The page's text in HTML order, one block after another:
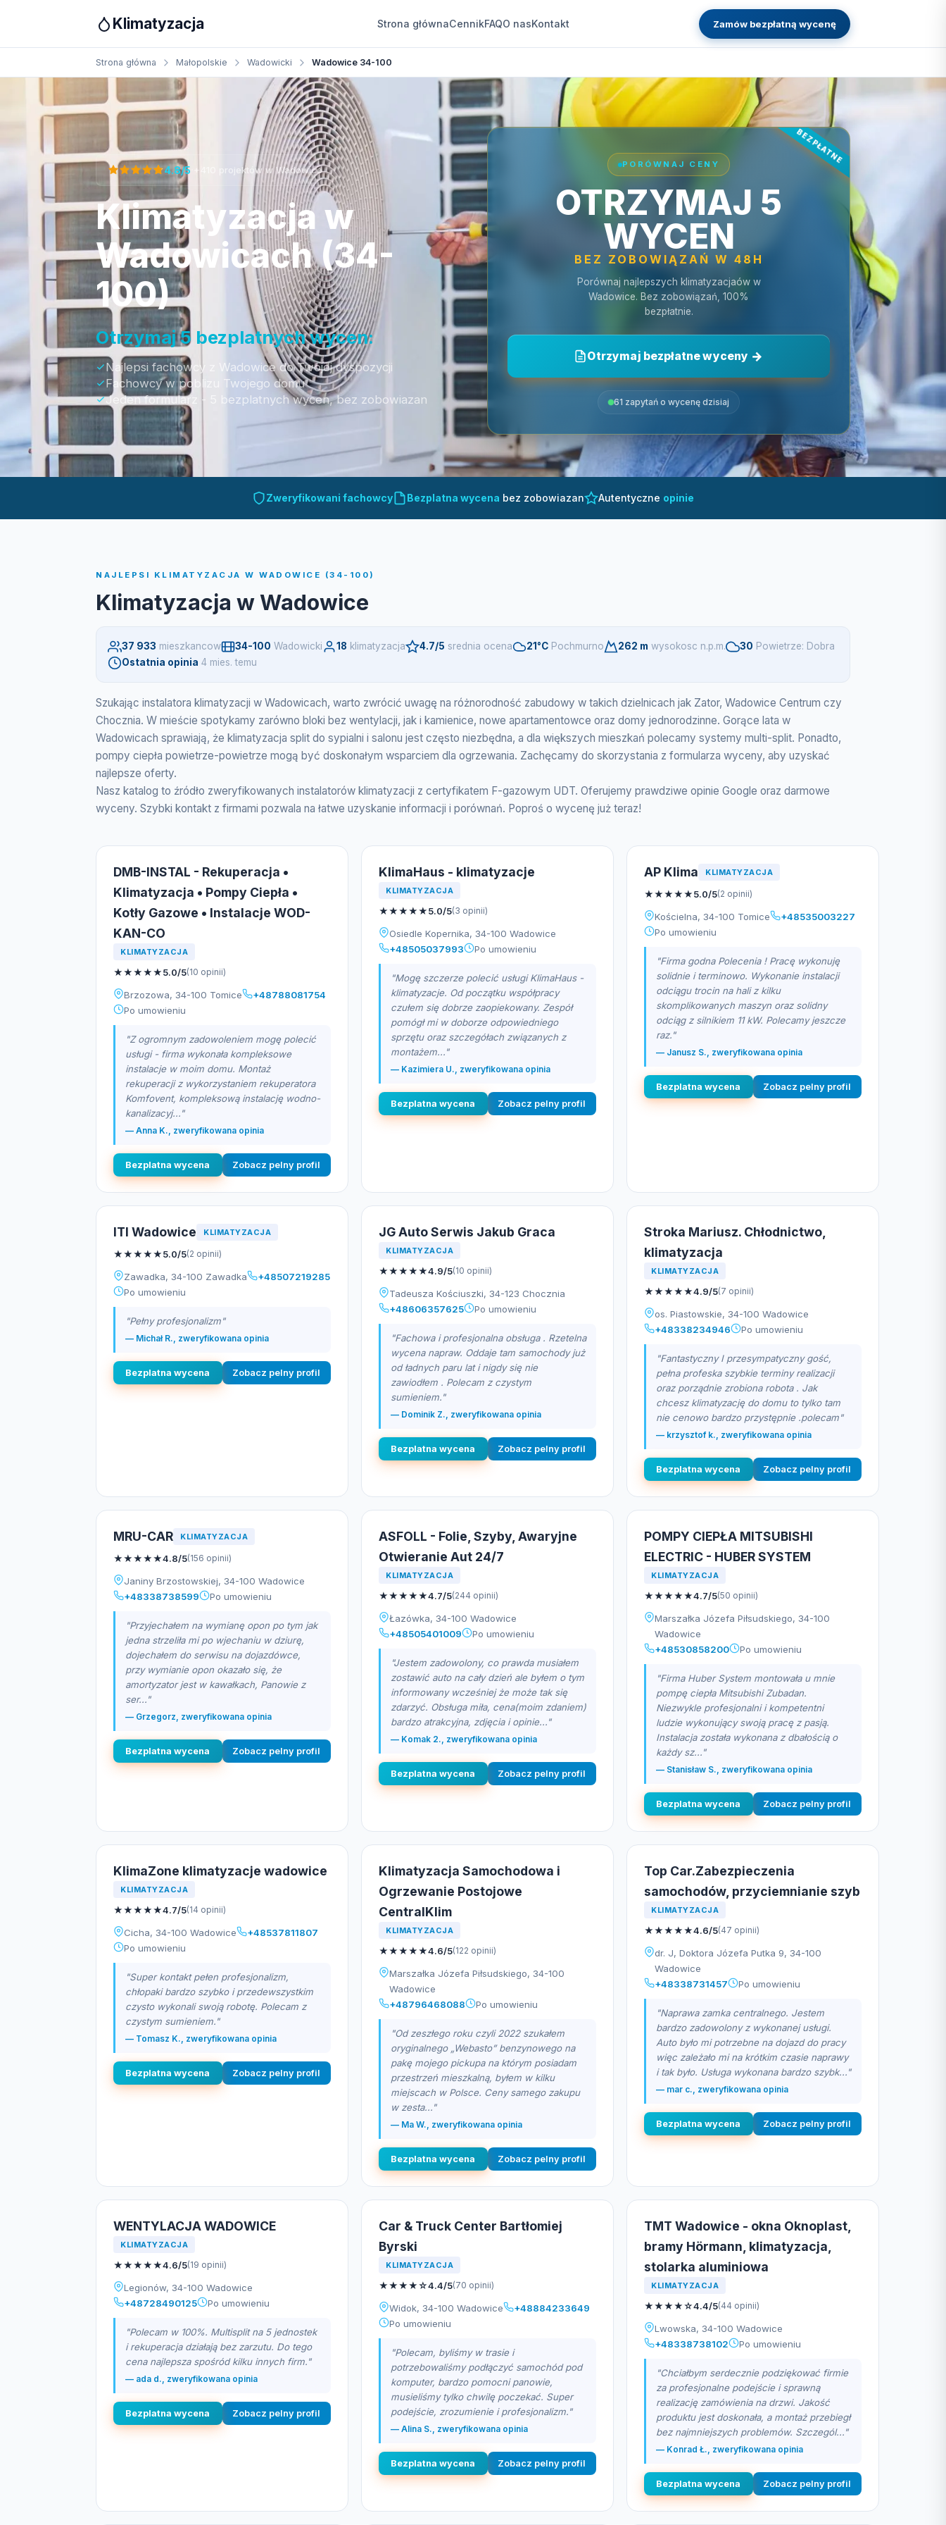
Klimatyzacja Strona głównaCennikFAQO nasKontakt Zamów bezpłatną wycenę
Strona główna Małopolskie Wadowicki Wadowice 34-100
4.8/5 +410 projektów w Wadowice
Klimatyzacja w
Wadowicach (34-
100)
Otrzymaj 5 bezplatnych wycen:
Najlepsi fachowcy z Wadowice do Twojej dyspozycji
Fachowcy w poblizu Twojego domu
Jeden formularz - 5 bezplatnych wycen, bez zobowiazan
PORÓWNAJ CENY
OTRZYMAJ 5
WYCEN
BEZ ZOBOWIĄZAŃ W 48H
Porównaj najlepszych klimatyzacjaów w
Wadowice. Bez zobowiązań, 100%
bezpłatnie.
Otrzymaj bezpłatne wyceny
61 zapytań o wycenę dzisiaj
Zweryfikowani fachowcy Bezplatna wycena bez zobowiazan Autentyczne opinie
NAJLEPSI KLIMATYZACJA W WADOWICE (34-100)
Klimatyzacja w Wadowice
37 933 mieszkancow 34-100 Wadowicki 18 klimatyzacja 4.7/5 srednia ocena 21°C Pochmurno 262 m wysokosc n.p.m. 30 Powietrze: Dobra
Ostatnia opinia 4 mies. temu
Szukając instalatora klimatyzacji w Wadowicach, warto zwrócić uwagę na różnorodność zabudowy w takich dzielnicach jak Zator, Wadowice Centrum czy
Chocznia. W mieście spotykamy zarówno bloki bez wentylacji, jak i kamienice, nowe apartamentowce oraz domy jednorodzinne. Gorące lata w
Wadowicach sprawiają, że klimatyzacja split do sypialni i salonu jest często niezbędna, a dla większych mieszkań polecamy systemy multi-split. Ponadto,
pompy ciepła powietrze-powietrze mogą być doskonałym wsparciem dla ogrzewania. Zachęcamy do skorzystania z formularza wyceny, aby uzyskać
najlepsze oferty.
Nasz katalog to źródło zweryfikowanych instalatorów klimatyzacji z certyfikatem F-gazowym UDT. Oferujemy prawdziwe opinie Google oraz darmowe
wyceny. Szybki kontakt z firmami pozwala na łatwe uzyskanie informacji i porównań. Poproś o wycenę już teraz!
DMB-INSTAL - Rekuperacja •
Klimatyzacja • Pompy Ciepła •
Kotły Gazowe • Instalacje WOD-
KAN-CO
KLIMATYZACJA
★★★★★5.0/5(10 opinii)
Brzozowa, 34-100 Tomice
+48788081754
Po umowieniu
"Z ogromnym zadowoleniem mogę polecić
usługi - firma wykonała kompleksowe
instalacje w moim domu. Montaż
rekuperacji z wykorzystaniem rekuperatora
Komfovent, kompleksową instalację wodno-
kanalizacyj..."
— Anna K., zweryfikowana opinia
Bezplatna wycena Zobacz pelny profil
KlimaHaus - klimatyzacje
KLIMATYZACJA
★★★★★5.0/5(3 opinii)
Osiedle Kopernika, 34-100 Wadowice
+48505037993
Po umowieniu
"Mogę szczerze polecić usługi KlimaHaus -
klimatyzacje. Od początku współpracy
czułem się dobrze zaopiekowany. Zespół
pomógł mi w doborze odpowiedniego
sprzętu oraz szczegółach związanych z
montażem..."
— Kazimiera U., zweryfikowana opinia
Bezplatna wycena Zobacz pelny profil
AP Klima KLIMATYZACJA
★★★★★5.0/5(2 opinii)
Kościelna, 34-100 Tomice
+48535003227
Po umowieniu
"Firma godna Polecenia ! Pracę wykonuję
solidnie i terminowo. Wykonanie instalacji
odciągu trocin na hali z kilku
skomplikowanych maszyn oraz solidny
odciąg z silnikiem 11 kW. Polecamy jeszcze
raz."
— Janusz S., zweryfikowana opinia
Bezplatna wycena Zobacz pelny profil
ITI Wadowice KLIMATYZACJA
★★★★★5.0/5(2 opinii)
Zawadka, 34-100 Zawadka
+48507219285
Po umowieniu
"Pełny profesjonalizm"
— Michał R., zweryfikowana opinia
Bezplatna wycena Zobacz pelny profil
JG Auto Serwis Jakub Graca
KLIMATYZACJA
★★★★★4.9/5(10 opinii)
Tadeusza Kościuszki, 34-123 Chocznia
+48606357625
Po umowieniu
"Fachowa i profesjonalna obsługa . Rzetelna
wycena napraw. Oddaje tam samochody już
od ładnych paru lat i nigdy się nie
zawiodłem . Polecam z czystym
sumieniem."
— Dominik Z., zweryfikowana opinia
Bezplatna wycena Zobacz pelny profil
Stroka Mariusz. Chłodnictwo,
klimatyzacja
KLIMATYZACJA
★★★★★4.9/5(7 opinii)
os. Piastowskie, 34-100 Wadowice
+48338234946
Po umowieniu
"Fantastyczny I przesympatyczny gość,
pełna profeska szybkie terminy realizacji
oraz porządnie zrobiona robota . Jak
chcesz klimatyzację do domu to tylko tam
nie cenowo bardzo przystępnie .polecam"
— krzysztof k., zweryfikowana opinia
Bezplatna wycena Zobacz pelny profil
MRU-CAR KLIMATYZACJA
★★★★★4.8/5(156 opinii)
Janiny Brzostowskiej, 34-100 Wadowice
+48338738599
Po umowieniu
"Przyjechałem na wymianę opon po tym jak
jedna strzeliła mi po wjechaniu w dziurę,
dojechałem do serwisu na dojazdówce,
przy wymianie opon okazało się, że
amortyzator jest w kawałkach, Panowie z
ser..."
— Grzegorz, zweryfikowana opinia
Bezplatna wycena Zobacz pelny profil
ASFOLL - Folie, Szyby, Awaryjne
Otwieranie Aut 24/7
KLIMATYZACJA
★★★★★4.7/5(244 opinii)
Łazówka, 34-100 Wadowice
+48505401009
Po umowieniu
"Jestem zadowolony, co prawda musiałem
zostawić auto na cały dzień ale byłem o tym
informowany wcześniej że może tak się
zdarzyć. Obsługa miła, cena(moim zdaniem)
bardzo atrakcyjna, zdjęcia i opinie..."
— Komak 2., zweryfikowana opinia
Bezplatna wycena Zobacz pelny profil
POMPY CIEPŁA MITSUBISHI
ELECTRIC - HUBER SYSTEM
KLIMATYZACJA
★★★★★4.7/5(50 opinii)
Marszałka Józefa Piłsudskiego, 34-100
Wadowice
+48530858200
Po umowieniu
"Firma Huber System montowała u mnie
pompę ciepła Mitsubishi Zubadan.
Niezwykle profesjonalni i kompetentni
ludzie wykonujący swoją pracę z pasją.
Instalacja została wykonana z dbałością o
każdy sz..."
— Stanisław S., zweryfikowana opinia
Bezplatna wycena Zobacz pelny profil
KlimaZone klimatyzacje wadowice
KLIMATYZACJA
★★★★★4.7/5(14 opinii)
Cicha, 34-100 Wadowice
+48537811807
Po umowieniu
"Super kontakt pełen profesjonalizm,
chłopaki bardzo szybko i przedewszystkim
czysto wykonali swoją robotę. Polecam z
czystym sumieniem."
— Tomasz K., zweryfikowana opinia
Bezplatna wycena Zobacz pelny profil
Klimatyzacja Samochodowa i
Ogrzewanie Postojowe
CentralKlim
KLIMATYZACJA
★★★★★4.6/5(122 opinii)
Marszałka Józefa Piłsudskiego, 34-100
Wadowice
+48796468088
Po umowieniu
"Od zeszłego roku czyli 2022 szukałem
oryginalnego „Webasto” benzynowego na
pakę mojego pickupa na którym posiadam
przestrzeń mieszkalną, byłem w kilku
miejscach w Polsce. Ceny samego zakupu
w zesta..."
— Ma W., zweryfikowana opinia
Bezplatna wycena Zobacz pelny profil
Top Car.Zabezpieczenia
samochodów, przyciemnianie szyb
KLIMATYZACJA
★★★★★4.6/5(47 opinii)
dr. J, Doktora Józefa Putka 9, 34-100
Wadowice
+48338731457
Po umowieniu
"Naprawa zamka centralnego. Jestem
bardzo zadowolony z wykonanej usługi.
Auto było mi potrzebne na dojazd do pracy
więc zależało mi na krótkim czasie naprawy
i tak było. Usługa wykonana bardzo szybk..."
— mar c., zweryfikowana opinia
Bezplatna wycena Zobacz pelny profil
WENTYLACJA WADOWICE
KLIMATYZACJA
★★★★★4.6/5(19 opinii)
Legionów, 34-100 Wadowice
+48728490125
Po umowieniu
"Polecam w 100%. Multisplit na 5 jednostek
i rekuperacja działają bez zarzutu. Do tego
cena najlepsza spośród kilku innych firm."
— ada d., zweryfikowana opinia
Bezplatna wycena Zobacz pelny profil
Car & Truck Center Bartłomiej
Byrski
KLIMATYZACJA
★★★★☆4.4/5(70 opinii)
Widok, 34-100 Wadowice
+48884233649
Po umowieniu
"Polecam, byliśmy w trasie i
potrzebowaliśmy podłączyć samochód pod
komputer, bardzo pomocni panowie,
musieliśmy tylko chwilę poczekać. Super
podejście, zrozumienie i profesjonalizm."
— Alina S., zweryfikowana opinia
Bezplatna wycena Zobacz pelny profil
TMT Wadowice - okna Oknoplast,
bramy Hörmann, klimatyzacja,
stolarka aluminiowa
KLIMATYZACJA
★★★★☆4.4/5(44 opinii)
Lwowska, 34-100 Wadowice
+48338738102
Po umowieniu
"Chciałbym serdecznie podziękować firmie
za profesjonalne podejście i sprawną
realizację zamówienia na drzwi. Jakość
produktu jest doskonała, a montaż przebiegł
bez najmniejszych problemów. Szczegól..."
— Konrad Ł., zweryfikowana opinia
Bezplatna wycena Zobacz pelny profil